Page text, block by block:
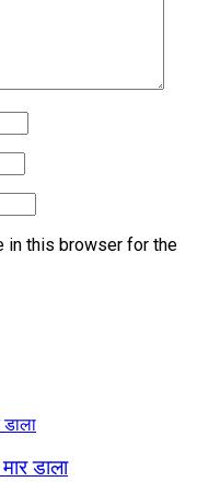
in this browser for the
डाला